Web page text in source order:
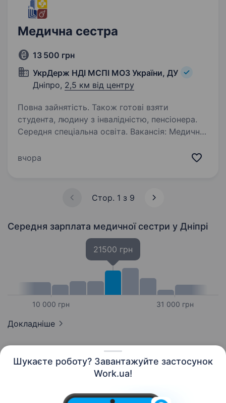
Шукаєте роботу? Завантажуйте застосунок
Work.ua!
Медична сестра
13 500 грн
УкрДерж НДІ МСПІ МОЗ України, ДУ
Дніпро, 2,5 км від центру
Повна зайнятість. Також готові взяти
студента, людину з інвалідністю, пенсіонера.
Середня спеціальна освіта. Вакансія: Медична
«Український державний науково-дослідний
інститут є важливою складовою системи…
вчора
Стор. 1 з 9
Середня зарплата медичної сестри у Дніпрі
10 000 грн
21500 грн
31 000 грн
Докладніше